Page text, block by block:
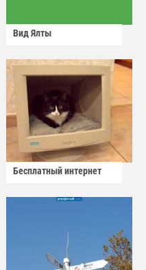
Вид Ялты
Бесплатный интернет